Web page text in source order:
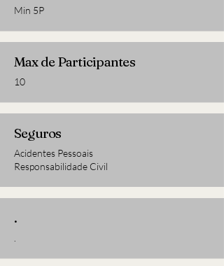
Min 5P
Max de Participantes
10
Seguros
Acidentes Pessoais
Responsabilidade Civil
.
.